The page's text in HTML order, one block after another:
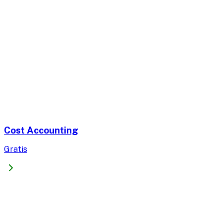
Cost Accounting
Gratis